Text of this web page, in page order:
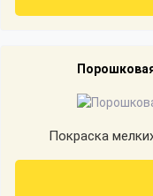
Покраска